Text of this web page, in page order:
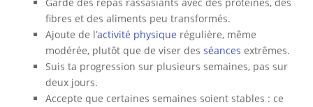
fibres et des aliments peu transformés.
Ajoute de l’activité physique régulière, même
modérée, plutôt que de viser des séances extrêmes.
Suis ta progression sur plusieurs semaines, pas sur
deux jours.
Accepte que certaines semaines soient stables : ce